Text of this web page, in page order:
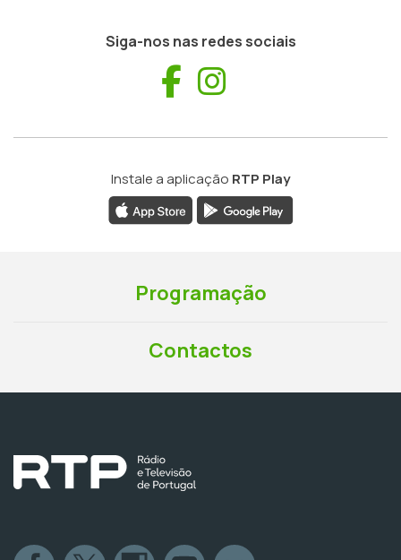
Siga-nos nas redes sociais
Facebook
Instale a aplicação RTP Play
Programação
Contactos